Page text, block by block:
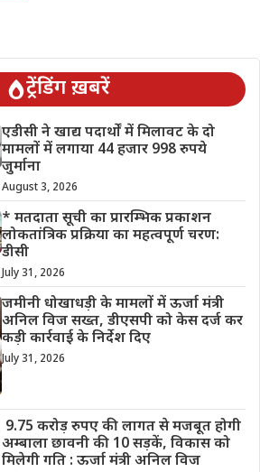
ट्रेंडिंग ख़बरें
एडीसी ने खाद्य पदार्थों में मिलावट के दो
मामलों में लगाया 44 हजार 998 रुपये
जुर्माना
August 3, 2026
* मतदाता सूची का प्रारम्भिक प्रकाशन
लोकतांत्रिक प्रक्रिया का महत्वपूर्ण चरण:
डीसी
July 31, 2026
जमीनी धोखाधड़ी के मामलों में ऊर्जा मंत्री
अनिल विज सख्त, डीएसपी को केस दर्ज कर
कड़ी कार्रवाई के निर्देश दिए
July 31, 2026
9.75 करोड़ रुपए की लागत से मजबूत होगी
अम्बाला छावनी की 10 सड़कें, विकास को
मिलेगी गति : ऊर्जा मंत्री अनिल विज